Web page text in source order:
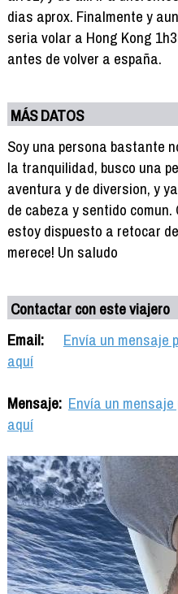
dias aprox. Finalmente y
seria volar a Hong Kong
antes de volver a españa.
MÁS DATOS
Soy una persona bastante
la tranquilidad, busco una
aventura y de diversion, y
de cabeza y sentido
estoy dispuesto a retocar
merece! Un saludo
Contactar con este viajero
Email:
Envía un mensaje
aquí
Mensaje: Envía un
aquí